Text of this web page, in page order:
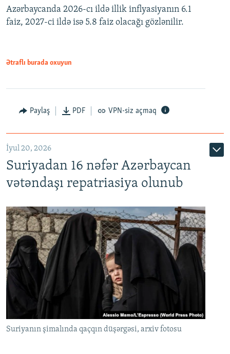
Auto
360p
480p
Azərbaycanda 2026-cı ildə illik inflyasiyanın 6.1
faiz, 2027-ci ildə isə 5.8 faiz olacağı gözlənilir.
Ətraflı burada oxuyun
Paylaş PDF VPN-siz açmaq
İyul 20, 2026
Suriyadan 16 nəfər Azərbaycan
vətəndaşı repatriasiya olunub
Suriyanın şimalında qaçqın düşərgəsi, arxiv fotosu